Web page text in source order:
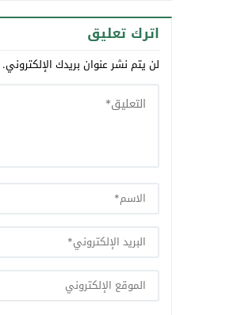
اترك تعليق
لن يتم نشر عنوان بريدك الإلكتروني.